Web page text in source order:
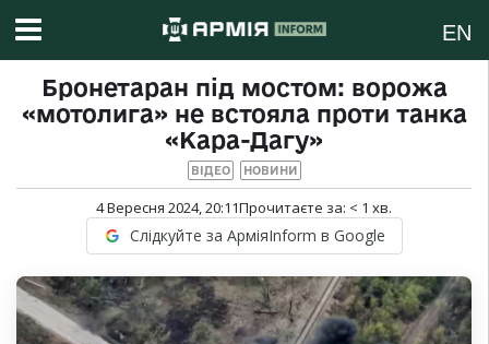
EN
Бронетаран під мостом: ворожа
«мотолига» не встояла проти танка
«Кара-Дагу»
ВІДЕО НОВИНИ
4 Вересня 2024, 20:11Прочитаєте за: < 1 хв.
Слідкуйте за АрміяInform в Google